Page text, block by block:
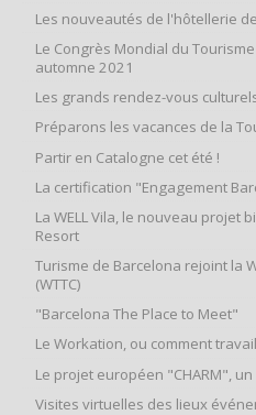
Les nouveautés de l'hôtellerie
Le Congrès Mondial du
automne 2021
Les grands rendez-vous
Préparons les vacances de la
Partir en Catalogne cet été !
La certification "Engagement
La WELL Vila, le nouveau projet
Resort
Turisme de Barcelona rejoint la
(WTTC)
"Barcelona The Place to Meet"
Le Workation, ou comment
Le projet européen "CHARM",
Visites virtuelles des lieux